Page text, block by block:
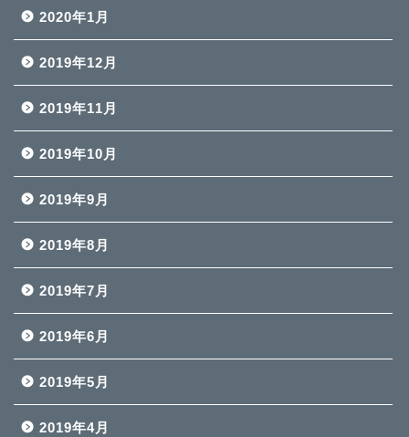
2020年1月
2019年12月
2019年11月
2019年10月
2019年9月
2019年8月
2019年7月
2019年6月
2019年5月
2019年4月